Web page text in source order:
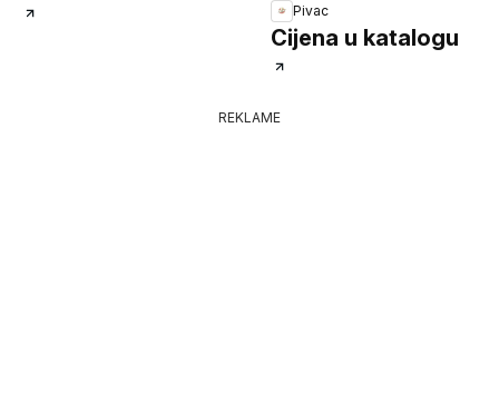
Pivac
Cijena u katalogu
REKLAME